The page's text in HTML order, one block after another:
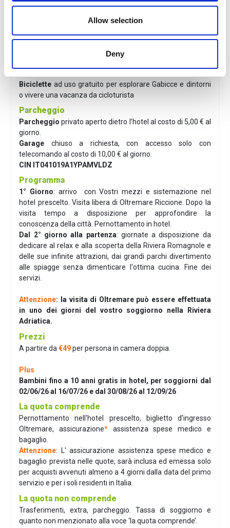
Allow selection
Deny
Distanza da Oltremare Riccione: 20 minuti ca in auto.
Distanza da Acquario di Cattolica: 12 minuti ca in auto
Biciclette ad uso gratuito per esplorare Gabicce e dintorni
o vivere una vacanza da cicloturista
Parcheggio
Parcheggio privatoaperto dietro l’hotel al costo di 5,00 € al
giorno.
Garage chiuso a richiesta, con accesso solo con
telecomando al costo di 10,00 € al giorno.
CIN IT041019A1YPAMVLDZ
Programma
1° Giorno: arrivo con Vostri mezzi e sistemazione nel
hotel prescelto. Visita libera di Oltremare Riccione. Dopo la
visita tempo a disposizione per approfondire la
conoscenza della città. Pernottamento in hotel.
Dal 2° giorno alla partenza: giornate a disposizione da
dedicare al relax e alla scoperta della Riviera Romagnole e
delle sue infinite attrazioni, dai grandi parchi divertimento
alle spiagge senza dimenticare l'ottima cucina. Fine dei
servizi.
Attenzione: la visita di Oltremare può essere effettuata
in uno dei giorni del vostro soggiorno nella Riviera
Adriatica.
Prezzi
A partire da€49per persona in camera doppia.
Plus
Bambini fino a 10 anni gratis in hotel, per soggiorni dal
02/06/26 al 16/07/26 e dal 30/08/26 al 12/09/26
La quota comprende
Pernottamento nell'hotel prescelto, biglietto d'ingresso
Oltremare, assicurazione* assistenza spese medico e
bagaglio.
Attenzione: L' assicurazione assistenza spese medico e
bagaglio prevista nelle quote, sarà inclusa ed emessa solo
per acquisti avvenuti almeno a 4 giorni dalla data del primo
servizio e per i soli residenti in Italia.
La quota non comprende
Trasferimenti, extra, parcheggio. Tassa di soggiorno e
quanto non menzionato alla voce ‘la quota comprende’.